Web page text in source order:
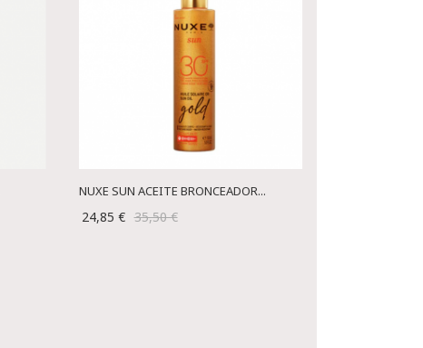
NUXE SUN ACEITE BRONCEADOR...
24,85 € 35,50 €